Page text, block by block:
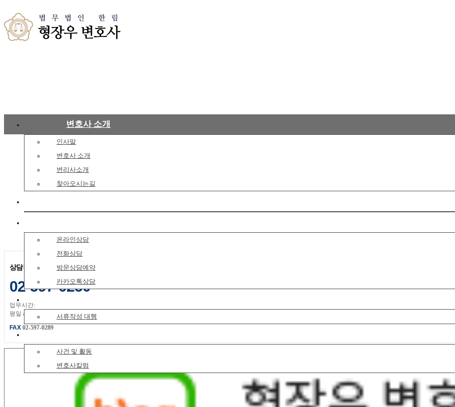
변호사 소개
인사말
변호사 소개
변리사소개
찾아오시는길
온라인상담
전화상담
방문상담예약
카카오톡상담
서류작성 대행
사건 및 활동
변호사칼럼
상담전화
02-597-0250
업무시간:
평일 am 09:00 ~ pm 18:00
FAX 02-597-0289